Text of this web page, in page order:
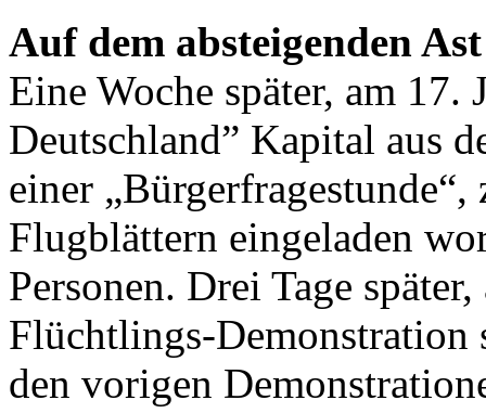
Auf dem absteigenden Ast
Eine Woche später, am 17.
Deutschland” Kapital aus
einer
Flugblättern eingeladen
Personen. Drei Tage
Flüchtlings-Demonstration
den vorigen